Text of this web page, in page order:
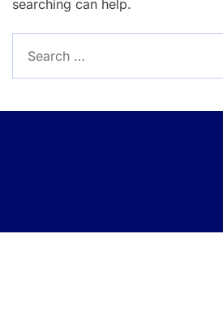
searching can help.
for: